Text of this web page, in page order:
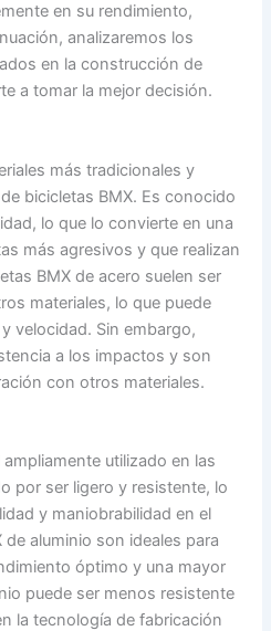
en su rendimiento,
analizaremos los
en la construcción de
a tomar la mejor decisión.
más tradicionales y
bicicletas BMX. Es conocido
lo que lo convierte en una
más agresivos y que realizan
BMX de acero suelen ser
materiales, lo que puede
velocidad. Sin embargo,
a los impactos y son
con otros materiales.
utilizado en las
por ser ligero y resistente, lo
y maniobrabilidad en el
aluminio son ideales para
óptimo y una mayor
puede ser menos resistente
la tecnología de fabricación